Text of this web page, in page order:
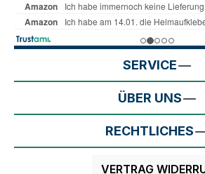
SERVICE
ÜBER UNS
RECHTLICHES
VERTRAG